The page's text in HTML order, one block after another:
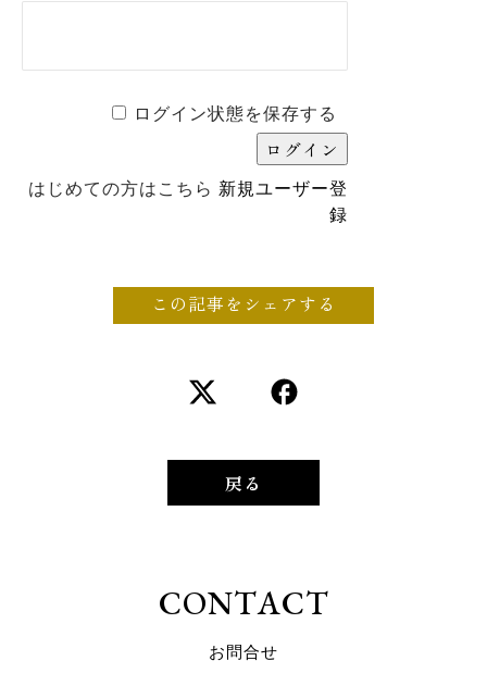
ログイン状態を保存する
はじめての方はこちら 新規ユーザー登
録
この記事をシェアする
戻る
CONTACT
お問合せ